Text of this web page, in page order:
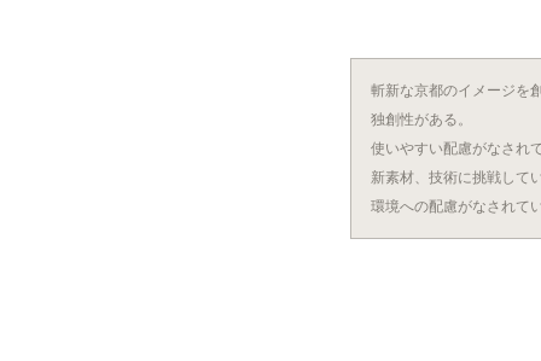
斬新な京都のイメージを
独創性がある。
使いやすい配慮がなされ
新素材、技術に挑戦して
環境への配慮がなされて